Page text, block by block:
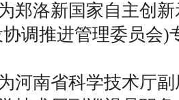
洛新国家自主创新
调推进管理委员会)
南省科学技术厅副